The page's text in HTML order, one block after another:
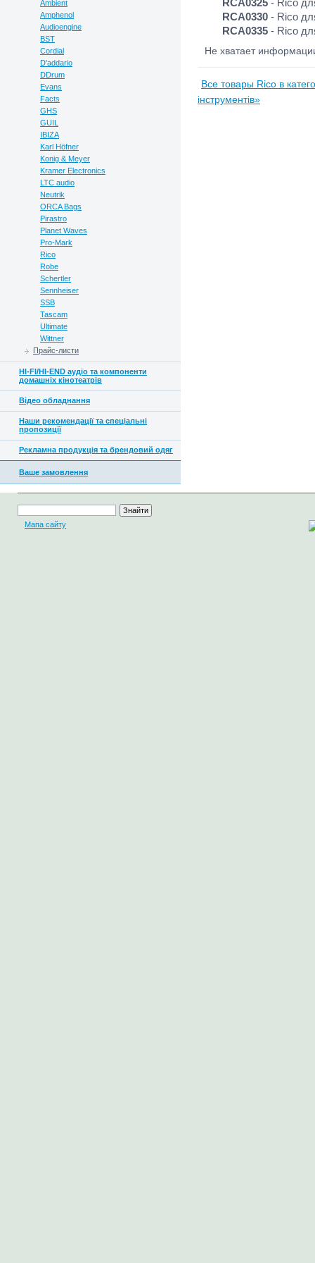
Ambient
Amphenol
Audioengine
BST
Cordial
D'addario
DDrum
Evans
Facts
GHS
GUIL
IBIZA
Karl Höfner
Konig & Meyer
Kramer Electronics
LTC audio
Neutrik
ORCA Bags
Pirastro
Planet Waves
Pro-Mark
Rico
Robe
Schertler
Sennheiser
SSB
Tascam
Ultimate
Wittner
Прайс-листи
HI-FI/HI-END аудіо та компоненти
домашніх кінотеатрів
Відео обладнання
Наши рекомендації та спеціальні
пропозиції
Рекламна продукція та брендовий одяг
Ваше замовлення
RCA0325 - Rico
RCA0330 - Rico
RCA0335 - Rico
Не хватает
Все товары Rico в
інструментів»
Мапа сайту